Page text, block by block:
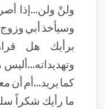
ولنْ ولن...إذا
وسيأخذ أبي
برأيك هل
كما يريد...أم أن
ما رأيك شكراً